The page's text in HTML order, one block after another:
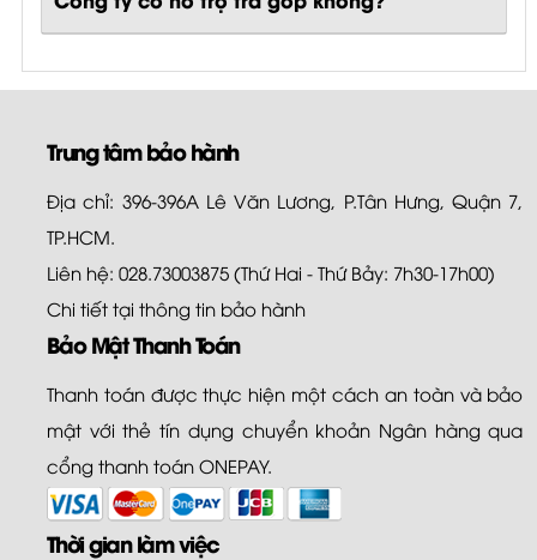
Trung tâm bảo hành
Địa chỉ: 396-396A Lê Văn Lương, P.Tân Hưng, Quận 7,
TP.HCM.
Liên hệ: 028.73003875 (Thứ Hai - Thứ Bảy: 7h30-17h00)
Chi tiết tại thông tin bảo hành
Bảo Mật Thanh Toán
Thanh toán được thực hiện một cách an toàn và bảo
mật với thẻ tín dụng chuyển khoản Ngân hàng qua
cổng thanh toán ONEPAY.
Thời gian làm việc